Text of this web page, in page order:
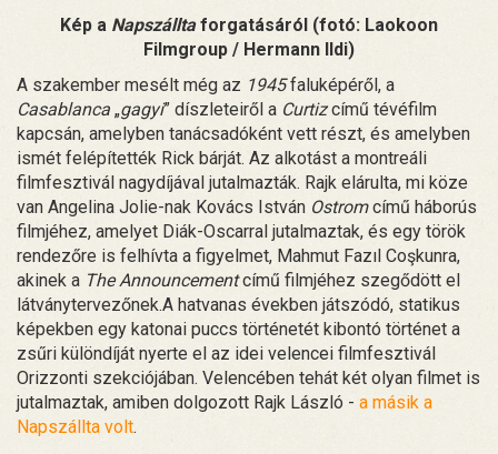
Kép a Napszálltaforgatásáról (fotó: Laokoon
Filmgroup / Hermann Ildi)
A szakember mesélt még az 1945faluképéről, a
Casablanca „gagyi” díszleteiről a Curtizcímű tévéfilm
kapcsán, amelyben tanácsadóként vett részt, és amelyben
ismét felépítették Rick bárját. Az alkotást a montreáli
filmfesztivál nagydíjával jutalmazták. Rajk elárulta, mi köze
van Angelina Jolie-nak Kovács István Ostromcímű háborús
filmjéhez, amelyet Diák-Oscarral jutalmaztak, és egy török
rendezőre is felhívta a figyelmet, Mahmut Fazıl Coşkunra,
akinek a The Announcementcímű filmjéhez szegődött el
látványtervezőnek.A hatvanas években játszódó, statikus
képekben egy katonai puccs történetét kibontó történet a
zsűri különdíját nyerte el az idei velencei filmfesztivál
Orizzonti szekciójában. Velencében tehát két olyan filmet is
jutalmaztak, amiben dolgozott Rajk László - a másik a
Napszállta volt.